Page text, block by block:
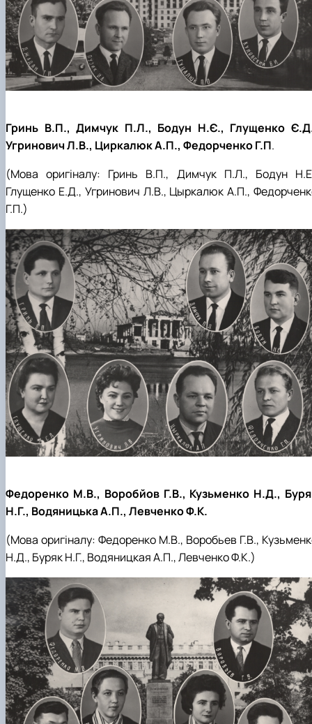
Гринь В.П., Димчук П.Л., Бодун Н.Є., Глущенко
Угринович Л.В., Циркалюк А.П., Федорченко Г.П
(Мова оригіналу: Гринь В.П., Димчук П.Л., Бодун
Глущенко Е.Д., Угринович Л.В., Цыркалюк А.П.,
Г.П. )
Федоренко М.В., Воробйов Г.В., Кузьменко Н.Д.,
Н.Г., Водяницька А.П., Левченко Ф.К.
(Мова оригіналу: Федоренко М.В., Воробьев Г.В.,
Н.Д., Буряк Н.Г., Водяницкая А.П., Левченко Ф.К. )